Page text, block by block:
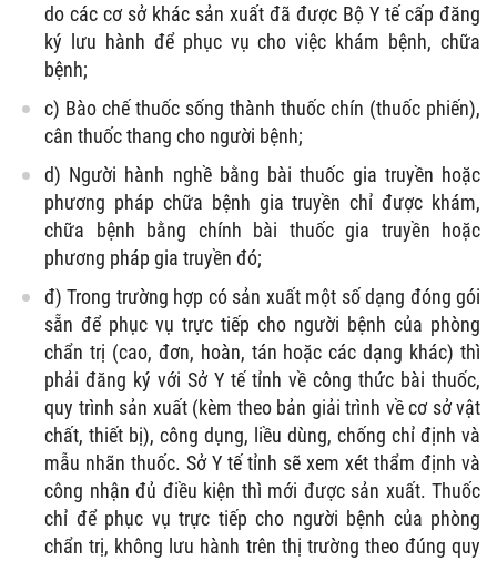
do các cơ sở khác sản xuất đã được Bộ Y tế cấp đăng
ký lưu hành để phục vụ cho việc khám bệnh, chữa
bệnh;
c) Bào chế thuốc sống thành thuốc chín (thuốc phiến),
cân thuốc thang cho người bệnh;
d) Người hành nghề bằng bài thuốc gia truyền hoặc
phương pháp chữa bệnh gia truyền chỉ được khám,
chữa bệnh bằng chính bài thuốc gia truyền hoặc
phương pháp gia truyền đó;
đ) Trong trường hợp có sản xuất một số dạng đóng gói
sẵn để phục vụ trực tiếp cho người bệnh của phòng
chẩn trị (cao, đơn, hoàn, tán hoặc các dạng khác) thì
phải đăng ký với Sở Y tế tỉnh về công thức bài thuốc,
quy trình sản xuất (kèm theo bản giải trình về cơ sở vật
chất, thiết bị), công dụng, liều dùng, chống chỉ định và
mẫu nhãn thuốc. Sở Y tế tỉnh sẽ xem xét thẩm định và
công nhận đủ điều kiện thì mới được sản xuất. Thuốc
chỉ để phục vụ trực tiếp cho người bệnh của phòng
chẩn trị, không lưu hành trên thị trường theo đúng quy